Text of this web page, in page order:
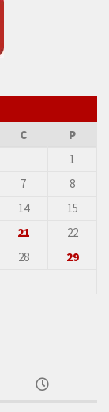
C
P
1
7
8
14
15
21
22
28
29